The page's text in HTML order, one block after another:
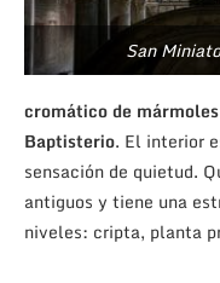
San
cromático de
Baptisterio. El interior
sensación de quietud.
antiguos y tiene una
niveles: cripta, planta